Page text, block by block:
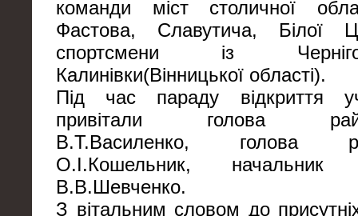
команди міст столичної
Фастова, Славутича, Білої
спортсмени із
Калинівки(Вінницької області).
Під час параду відкриття
привітали голова
В.Т.Василенко, голова
О.І.Кошельник, начальник
В.В.Шевченко.
З вітальним словом до